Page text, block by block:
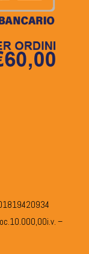
01819420934
–